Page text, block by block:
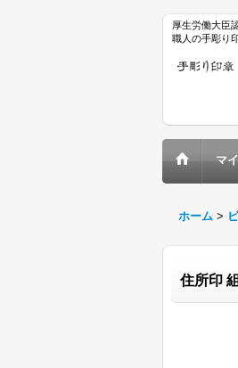
厚生労働大臣
職人の手彫り
マ
ホーム >
住所印